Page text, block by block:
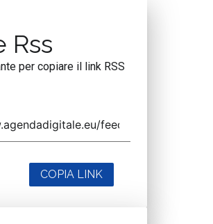
Rss
per copiare il link RSS
COPIA LINK